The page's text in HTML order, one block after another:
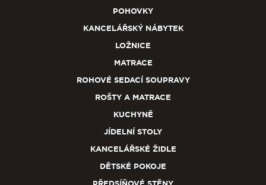
POHOVKY
KANCELÁŘSKÝ NÁBYTEK
LOŽNICE
MATRACE
ROHOVÉ SEDACÍ SOUPRAVY
ROŠTY A MATRACE
KUCHYNĚ
JÍDELNÍ STOLY
KANCELÁŘSKÉ ŽIDLE
DĚTSKÉ POKOJE